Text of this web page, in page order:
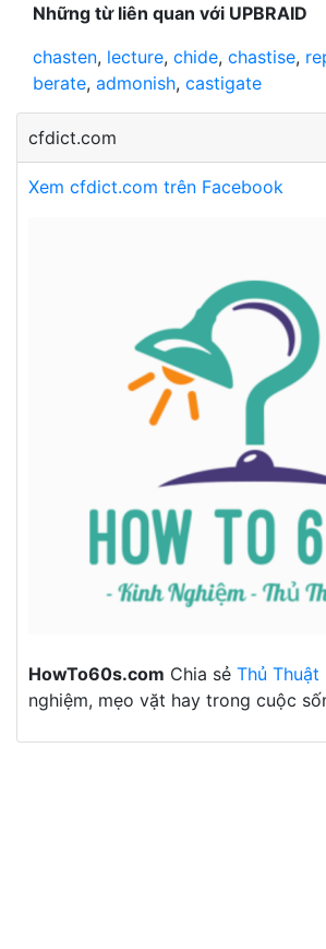
Những từ liên quan với UPBRAID
chasten, lecture, chide, chastise,
berate, admonish, castigate
cfdict.com
Xem cfdict.com trên Facebook
HowTo60s.com Chia sẻ Thủ Thuật
nghiệm, mẹo vặt hay trong cuộc